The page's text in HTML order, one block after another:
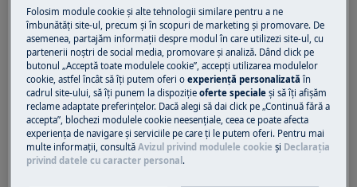
piesele electronice.
Se aplică la:
Maşini de spălat cu încărcare frontală
(integrate şi independente)
Mașini de spălat cu încărcare verticală
Rezolvare:
1. Resetaţi aparatul
Folosim module cookie și alte tehnologii similare pentru a ne
îmbunătăţi site-ul, precum și în scopuri de marketing și promovare. De
asemenea, partajăm informaţii despre modul în care utilizezi site-ul, cu
partenerii noștri de social media, promovare și analiză. Dând click pe
butonul „Acceptă toate modulele cookie”, accepţi utilizarea modulelor
cookie, astfel încât să îţi putem oferi oexperienţă personalizată în
cadrul site-ului, să îţi punem la dispoziţieoferte speciale și să îţi afișăm
reclame adaptate preferinţelor. Dacă alegi să dai click pe „Continuă fără a
accepta”, blochezi modulele cookie neesenţiale, ceea ce poate afecta
experienţa de navigare și serviciile pe care ţi le putem oferi. Pentru mai
multe informaţii, consultăAvizul privind modulele cookie și Declaraţia
privind datele cu caracter personal.